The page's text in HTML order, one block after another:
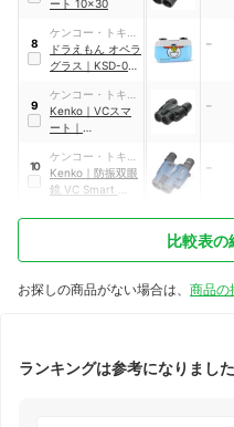
ート 10×30
8
ケンコー・トキナ
ー
ドラえもん オペラ
グラス ｜ KSD-01
-
9
ケンコー・トキナ
ー
Kenko ｜ VCスマ
ート ｜
-
10
ケンコー・トキナ
ー
Kenko ｜ 防振双眼
鏡 VC Smart
-
比較表の
お探しの商品がない場合は、 商品の
ランキングは参考になりまし